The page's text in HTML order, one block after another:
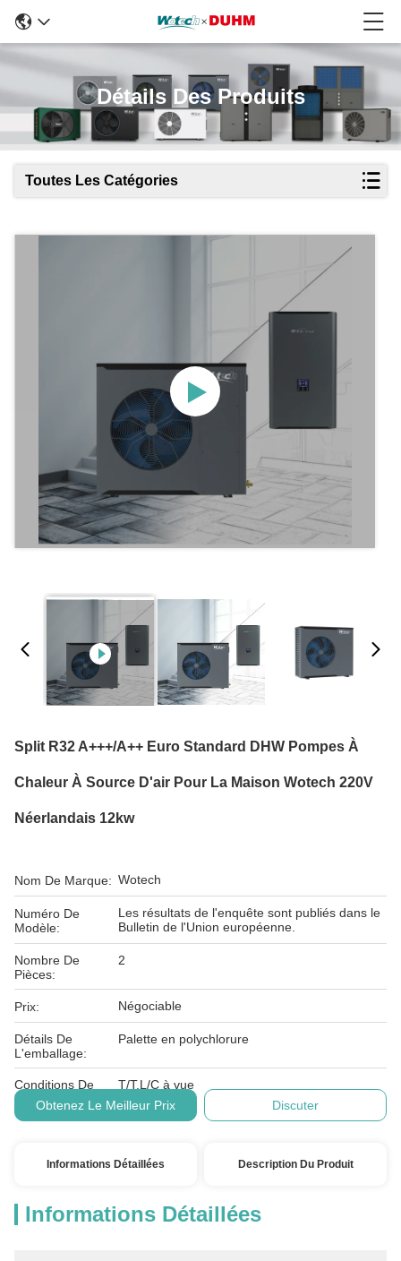
Détails Des Produits
Toutes Les Catégories
Split R32 A+++/A++ Euro Standard DHW Pompes À
Chaleur À Source D'air Pour La Maison Wotech 220V
Néerlandais 12kw
Nom De Marque: Wotech
Numéro De
Modèle:
Les résultats de l'enquête sont publiés dans le
Bulletin de l'Union européenne.
Nombre De
Pièces:
2
Prix: Négociable
Détails De
L'emballage:
Palette en polychlorure
Conditions De
Paiement:
T/T,L/C à vue
Obtenez Le Meilleur Prix
Discuter
Informations Détaillées Description Du Produit
Informations Détaillées